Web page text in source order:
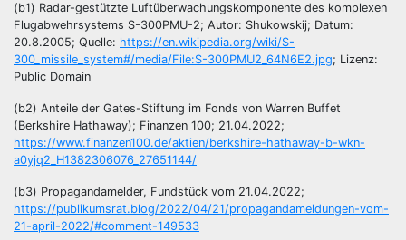
(b1) Radar-gestützte Luftüberwachungskomponente des komplexen
Flugabwehrsystems S-300PMU-2; Autor: Shukowskij; Datum:
20.8.2005; Quelle: https://en.wikipedia.org/wiki/S-
300_missile_system#/media/File:S-300PMU2_64N6E2.jpg; Lizenz:
Public Domain
(b2) Anteile der Gates-Stiftung im Fonds von Warren Buffet
(Berkshire Hathaway); Finanzen 100; 21.04.2022;
https://www.finanzen100.de/aktien/berkshire-hathaway-b-wkn-
a0yjq2_H1382306076_27651144/
(b3) Propagandamelder, Fundstück vom 21.04.2022;
https://publikumsrat.blog/2022/04/21/propagandameldungen-vom-
21-april-2022/#comment-149533